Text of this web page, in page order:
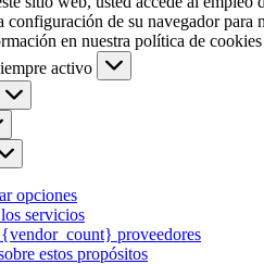
configuración de su navegador para
en nuestra política de cookies
activo
opciones
servicios
proveedores
estos propósitos